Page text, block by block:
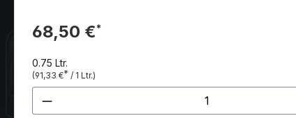
68,50 €*
0.75 Ltr.
(91,33 €* / 1 Ltr.)
Produkt Anzahl: Gib den